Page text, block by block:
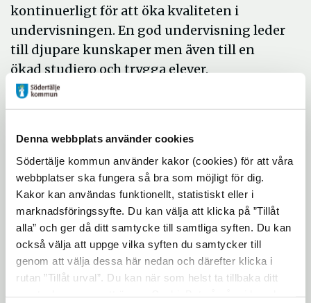
Denna webbplats använder cookies
Södertälje kommun använder kakor (cookies) för att våra
webbplatser ska fungera så bra som möjligt för dig.
Kakor kan användas funktionellt, statistiskt eller i
marknadsföringssyfte. Du kan välja att klicka på ”Tillåt
alla” och ger då ditt samtycke till samtliga syften. Du kan
också välja att uppge vilka syften du samtycker till
genom att välja dessa här nedan och därefter klicka i
rutan ”Tillåt urval”. Du kan när som helst ta tillbaka ditt
kontinuerligt för att öka kvaliteten i
undervisningen. En god undervisning leder
till djupare kunskaper men även till en
ökad studiero och trygga elever.
Vi har ett stort intresse för teknik och de
naturvetenskapliga ämnena och arbetar
med att utveckla vår teknikprofil
tillsammans med andra aktörer i
kommunen.
Framtidens lösningar börjar med nyfikna
elever!
Kontakt expand_more